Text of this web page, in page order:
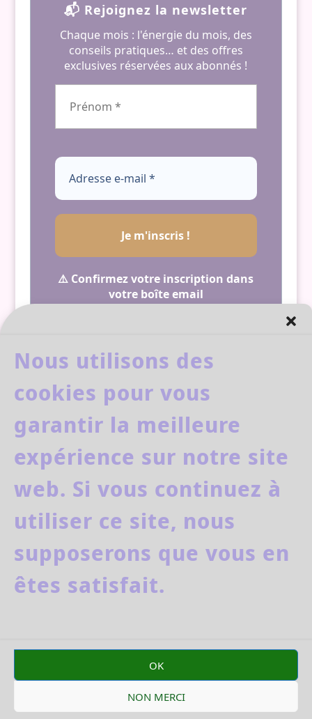
Nous utilisons des
cookies pour vous
garantir la meilleure
expérience sur notre site
web. Si vous continuez à
utiliser ce site, nous
supposerons que vous en
êtes satisfait.
OK
NON MERCI
📬 Rejoignez la newsletter
Chaque mois : l'énergie du mois, des
conseils pratiques… et des offres
exclusives réservées aux abonnés !
⚠️ Confirmez votre inscription dans
votre boîte email
pour plus d’informations.
facebook
youtube
Delphine Garnier